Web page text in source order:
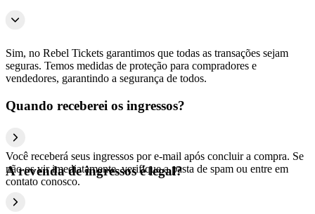
Sim, no Rebel Tickets garantimos que todas as transações sejam
seguras. Temos medidas de proteção para compradores e
vendedores, garantindo a segurança de todos.
Quando receberei os ingressos?
Você receberá seus ingressos por e-mail após concluir a compra. Se
não os vir imediatamente, verifique a pasta de spam ou entre em
contato conosco.
A revenda de ingressos é legal?